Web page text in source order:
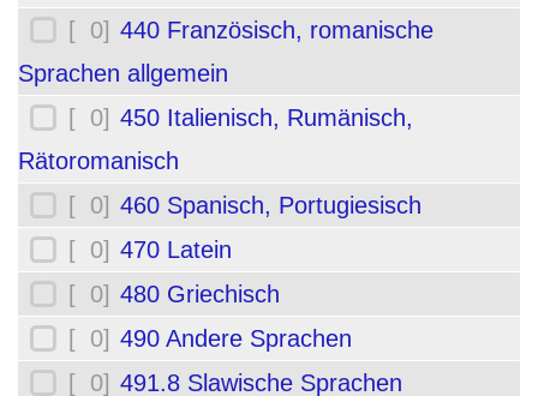
[ 0] 440 Französisch, romanische
Sprachen allgemein
[ 0] 450 Italienisch, Rumänisch,
Rätoromanisch
[ 0] 460 Spanisch, Portugiesisch
[ 0] 470 Latein
[ 0] 480 Griechisch
[ 0] 490 Andere Sprachen
[ 0] 491.8 Slawische Sprachen